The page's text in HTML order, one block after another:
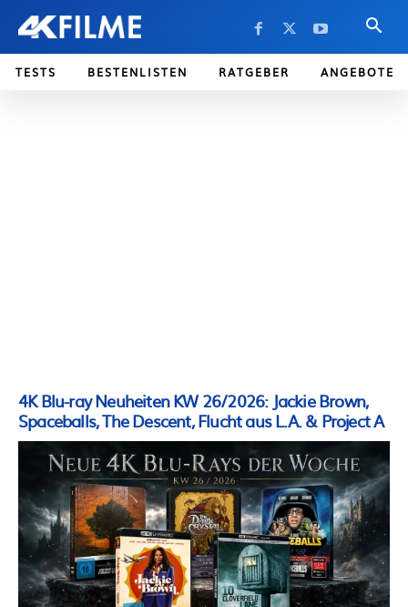
TESTS BESTENLISTEN RATGEBER ANGEBOTE
4K Blu-ray Neuheiten KW 26/2026: Jackie Brown,
Spaceballs, The Descent, Flucht aus L.A. & Project A